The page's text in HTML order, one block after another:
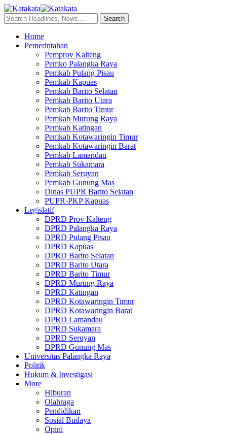
Home
Pemerintahan
Pemprov Kalteng
Pemko Palangka Raya
Pemkab Pulang Pisau
Pemkab Kapuas
Pemkab Barito Selatan
Pemkab Barito Utara
Pemkab Barito Timur
Pemkab Murung Raya
Pemkab Katingan
Pemkab Kotawaringin Timur
Pemkab Kotawaringin Barat
Pemkab Lamandau
Pemkab Sukamara
Pemkab Seruyan
Pemkab Gunung Mas
Dinas PUPR Barito Selatan
PUPR-PKP Kapuas
Legislatif
DPRD Prov Kalteng
DPRD Palangka Raya
DPRD Pulang Pisau
DPRD Kapuas
DPRD Barito Selatan
DPRD Barito Utara
DPRD Barito Timur
DPRD Murung Raya
DPRD Katingan
DPRD Kotawaringin Timur
DPRD Kotawaringin Barat
DPRD Lamandau
DPRD Sukamara
DPRD Seruyan
DPRD Gunung Mas
Universitas Palangka Raya
Politik
Hukum & Investigasi
More
Hiburan
Olahraga
Pendidikan
Sosial Budaya
Opini